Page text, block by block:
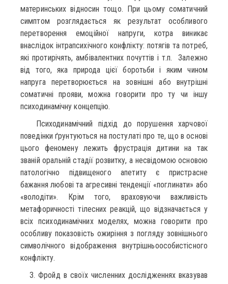
материнських відносин тощо. При цьому соматичний
симптом розглядається як результат особливого
перетворення емоційної напруги, котра виникає
внаслідок інтрапсихічного конфлікту: потягів та потреб,
які протирічять, амбівалентних почуттів і т.п. Залежно
від того, яка природа цієї боротьби і яким чином
напруга перетворюється на зовнішні або внутрішні
соматичні прояви, можна говорити про ту чи іншу
психодинамічну концепцію.
Психодинамічний підхід до порушення харчової
поведінки ґрунтуються на постулаті про те, що в основі
цього феномену лежить фрустрація дитини на так
званій оральній стадії розвитку, а несвідомою основою
патологічно підвищеного апетиту є пристрасне
бажання любові та агресивні тенденції «поглинати» або
«володіти». Крім того, враховуючи важливість
метафоричності тілесних реакцій, що відзначається у
всіх психодинамічних моделях, можна говорити про
особливу показовість ожиріння з погляду зовнішнього
символічного відображення внутрішньоособистісного
конфлікту.
З. Фройд в своїх численних дослідженнях вказував